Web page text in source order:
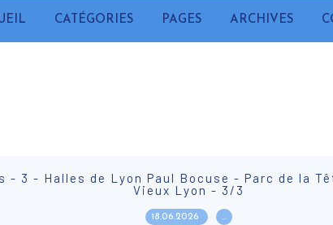
CATÉGORIES PAGES ARCHIVES
- 3 - Halles de Lyon Paul Bocuse - Parc de la
Vieux Lyon - 3/3
18.06.2026 …